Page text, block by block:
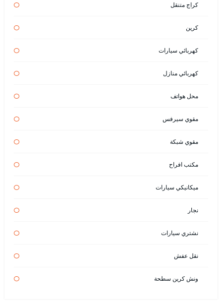
كراج متنقل
كرين
كهربائي سيارات
كهربائي منازل
محل هواتف
مقوي سيرفس
مقوي شبكة
مكتب افراح
ميكانيكي سيارات
نجار
نشتري سيارات
نقل عفش
ونش كرين سطحة